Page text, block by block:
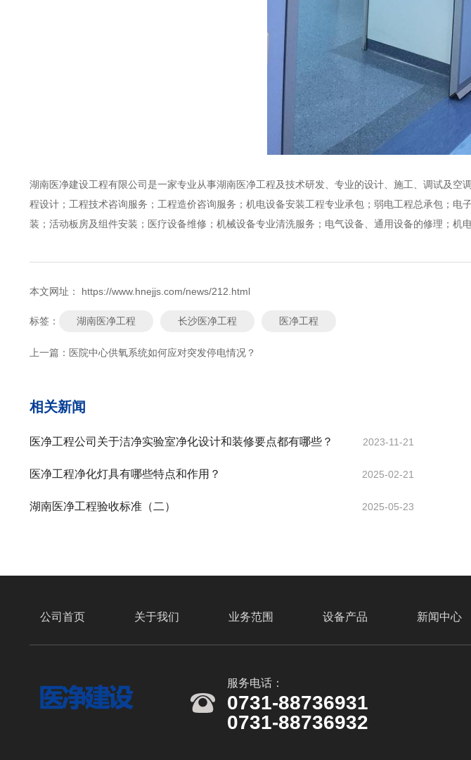
湖南医净建设工程有限公司是一家专业从事湖南医净工程及技术研发、专业的设计、施工、调试及
程设计；工程技术咨询服务；工程造价咨询服务；机电设备安装工程专业承包；弱电工程总承包；
装；活动板房及组件安装；医疗设备维修；机械设备专业清洗服务；电气设备、通用设备的修理；
本文网址： https://www.hnejjs.com/news/212.html
标签： 湖南医净工程 长沙医净工程 医净工程
上一篇： 医院中心供氧系统如何应对突发停电情况？
相关新闻
2023-11-21
医净工程公司关于洁净实验室净化设计和装修要点都有哪些？
2025-02-21
医净工程净化灯具有哪些特点和作用？
2025-05-23
湖南医净工程验收标准（二）
公司首页 关于我们 业务范围 设备产品 新闻中心
服务电话：
0731-88736931
0731-88736932